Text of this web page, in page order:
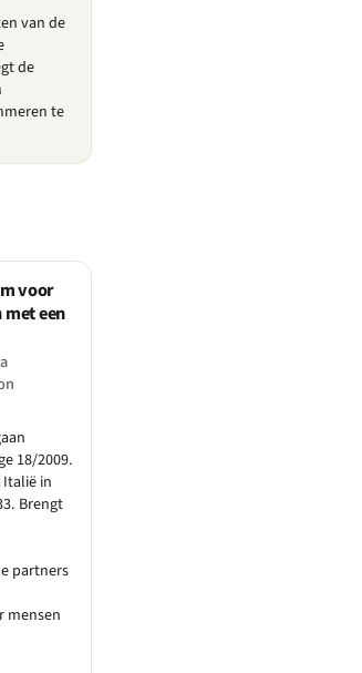
van de
de
te
voor
een
18/2009.
in
Brengt
partners
mensen